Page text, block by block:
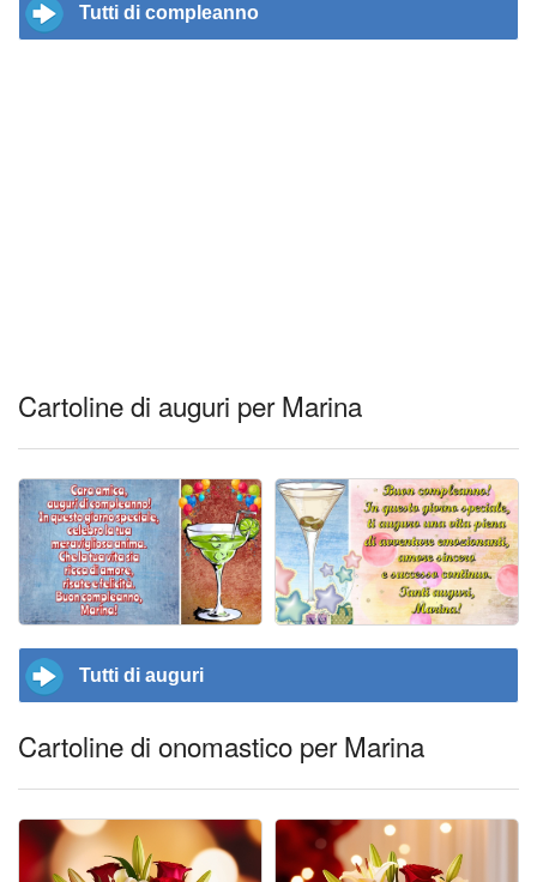
Tutti di compleanno
Cartoline di auguri per Marina
Tutti di auguri
Cartoline di onomastico per Marina